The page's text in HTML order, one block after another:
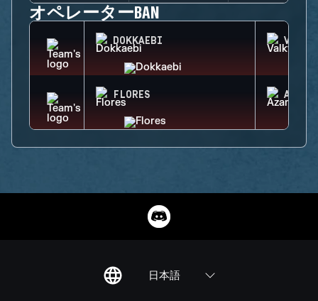
オペレーターBAN
DOKKAEBI
FLORES AZAMI
日本語